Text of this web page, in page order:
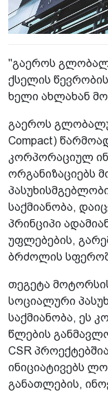
"გაეროს
ქსელის
ხელი ახლახან
გაეროს
Compact)
კორპორაციულ
ორგანიზაციებს
საქმიანობა,
პრინციპი
უფლებების,
ბრძოლის
თეგეტა
სოციალური
საქმიანობა, ეს
წლების
CSR
ინიციატივებს
განათლების,